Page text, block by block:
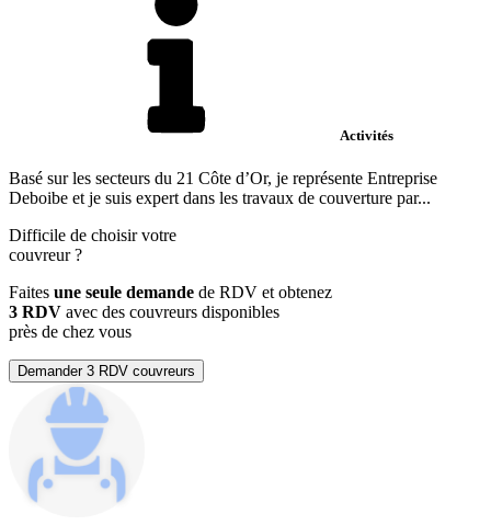
Activités
Basé sur les secteurs du 21 Côte d’Or, je représente Entreprise
Deboibe et je suis expert dans les travaux de couverture par...
Difficile de choisir votre
couvreur?
Faites une seule demande de RDV et obtenez
3 RDV avec des couvreurs disponibles
près de chez vous
Demander 3 RDV couvreurs